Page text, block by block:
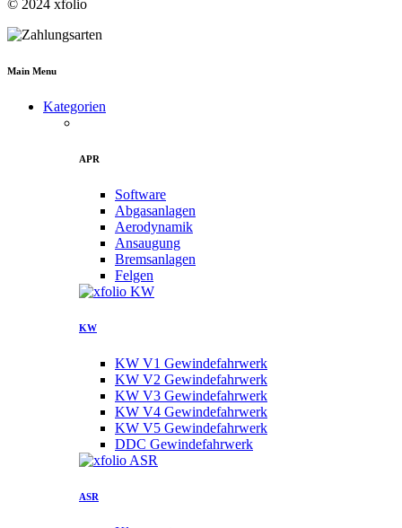
© 2024 xfolio
Main Menu
Kategorien
APR
Software
Abgasanlagen
Aerodynamik
Ansaugung
Bremsanlagen
Felgen
KW
KW V1 Gewindefahrwerk
KW V2 Gewindefahrwerk
KW V3 Gewindefahrwerk
KW V4 Gewindefahrwerk
KW V5 Gewindefahrwerk
DDC Gewindefahrwerk
ASR